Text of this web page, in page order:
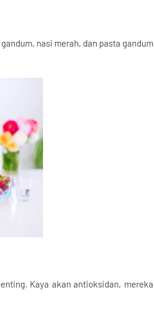
nasi merah, dan pasta gandum
Kaya akan antioksidan, mereka